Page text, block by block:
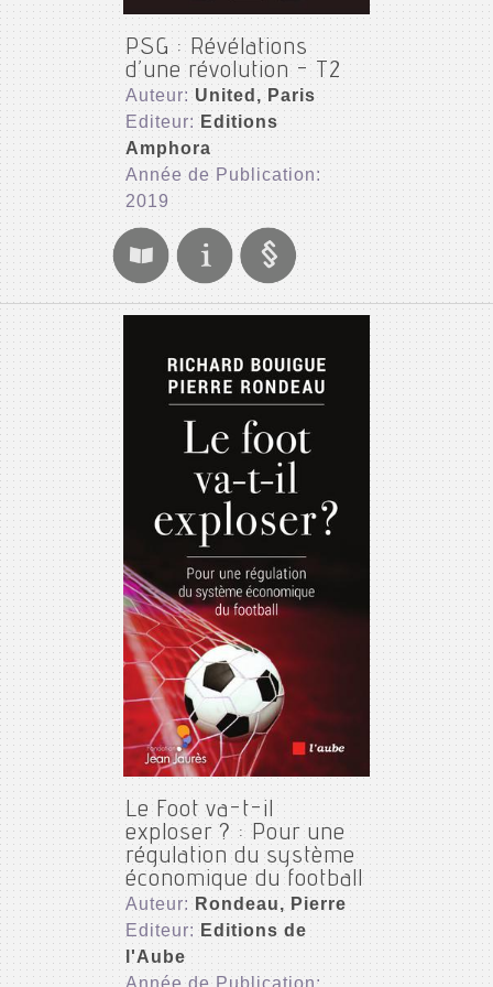
PSG : Révélations
d’une révolution - T2
Auteur:United, Paris
Editeur: Editions
Amphora
Année de Publication:
2019
Le Foot va-t-il
exploser ? : Pour une
régulation du système
économique du football
Auteur: Rondeau, Pierre
Editeur: Editions de
l'Aube
Année de Publication: